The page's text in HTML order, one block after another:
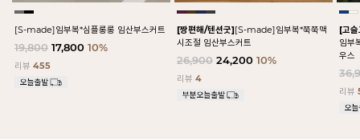
[S-made]임부복*심플롱롱 임산부스커트
19,800 17,800 10%
리뷰 455
[짱편해/텐션굿][S-made]임부복*쭉쭉맥
시조절 임산부스커트
26,900 24,200 10%
리뷰4
[고
임부
우스
리뷰